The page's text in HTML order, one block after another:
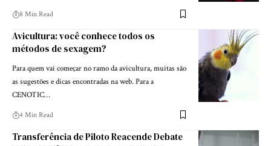
8 Min Read
Avicultura: você conhece todos os
métodos de sexagem?
Para quem vai começar no ramo da avicultura, muitas são
as sugestões e dicas encontradas na web. Para a
CENOTIC…
4 Min Read
Transferência de Piloto Reacende Debate